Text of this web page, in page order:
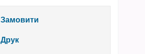
Замовити
Друк